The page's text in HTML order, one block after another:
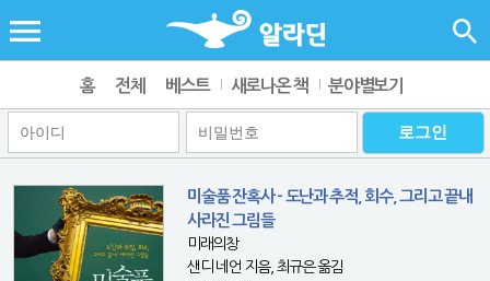
홈 전체 베스트 새로나온 책 분야별보기
미술품 잔혹사 - 도난과 추적, 회수, 그리고 끝내
사라진 그림들
미래의창
샌디 네언 지음, 최규은 옮김